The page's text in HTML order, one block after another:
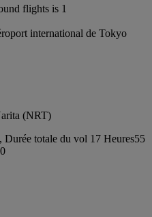
flights is 1
international de Tokyo
(NRT)
totale du vol 17 Heures55